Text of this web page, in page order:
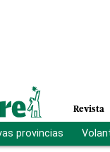
Revista
provincias